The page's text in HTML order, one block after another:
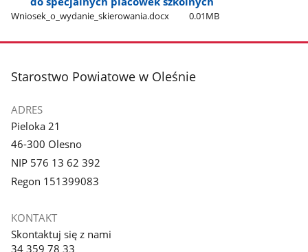
Wniosek​_o​_wydanie​_skierowania.docx 0.01MB
stopka
Starostwo Powiatowe w Oleśnie
ADRES
Pieloka 21
46-300 Olesno
NIP 576 13 62 392
Regon 151399083
KONTAKT
Skontaktuj się z nami
34 359 78 33